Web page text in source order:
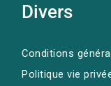
Divers
Conditions
Politique vie